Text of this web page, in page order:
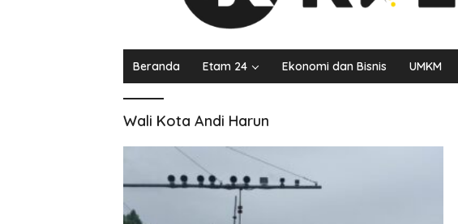
Beranda Etam 24 Ekonomi dan Bisnis UMKM
Wali Kota Andi Harun